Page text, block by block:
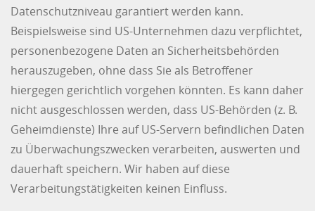
Datenschutzniveau garantiert werden kann.
Beispielsweise sind US-Unternehmen dazu verpflichtet,
personenbezogene Daten an Sicherheitsbehörden
herauszugeben, ohne dass Sie als Betroffener
hiergegen gerichtlich vorgehen könnten. Es kann daher
nicht ausgeschlossen werden, dass US-Behörden (z. B.
Geheimdienste) Ihre auf US-Servern befindlichen Daten
zu Überwachungszwecken verarbeiten, auswerten und
dauerhaft speichern. Wir haben auf diese
Verarbeitungstätigkeiten keinen Einfluss.